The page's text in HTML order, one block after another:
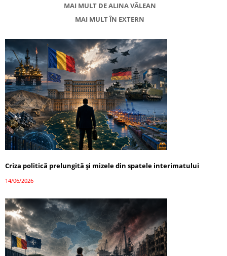
MAI MULT DE ALINA VĂLEAN
MAI MULT ÎN EXTERN
Criza politică prelungită și mizele din spatele interimatului
14/06/2026